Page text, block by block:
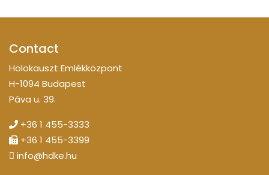
Contact
Holokauszt Emlékközpont
H-1094 Budapest
Páva u. 39.
+36 1 455-3333
+36 1 455-3399
info@hdke.hu